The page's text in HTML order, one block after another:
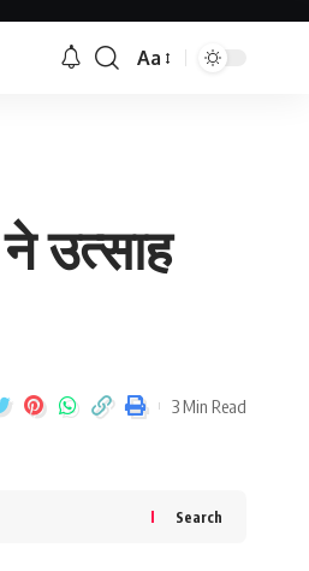
Aa
उत्साह
3 Min Read
Search